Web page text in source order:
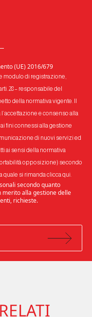
(UE) 2016/679
modulo di registrazione,
28 – responsabile del
della normativa vigente. Il
e consenso alla
fini connessi alla gestione
di nuovi servizi ed
ai sensi della normativa
opposizione) secondo
quale si rimanda clicca qui
secondo quanto
merito alla gestione delle
richieste.